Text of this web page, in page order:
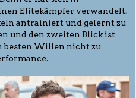
Elitekämpfer verwandelt.
antrainiert und gelernt zu
und den zweiten Blick ist
besten Willen nicht zu